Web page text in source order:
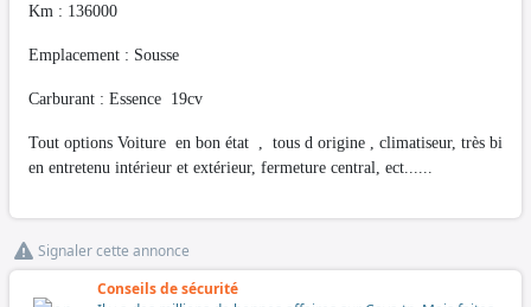
Km : 136000
Emplacement : Sousse
Carburant : Essence 19cv
Tout options Voiture en bon état , tous d origine , climatiseur, très bi
en entretenu intérieur et extérieur, fermeture central, ect......
Signaler cette annonce
Conseils de sécurité